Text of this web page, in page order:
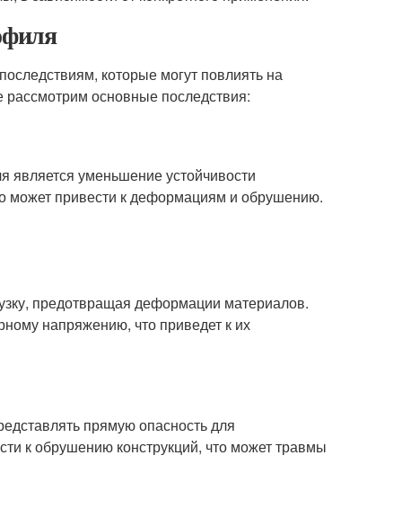
которые могут повлиять на
рассмотрим основные последствия:
является уменьшение устойчивости
может привести к деформациям и обрушению.
предотвращая деформации материалов.
напряжению, что приведет к их
прямую опасность для
к обрушению конструкций, что может травмы